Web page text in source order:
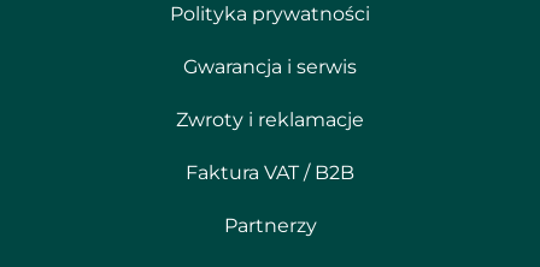
Polityka prywatności
Gwarancja i serwis
Zwroty i reklamacje
Faktura VAT / B2B
Partnerzy